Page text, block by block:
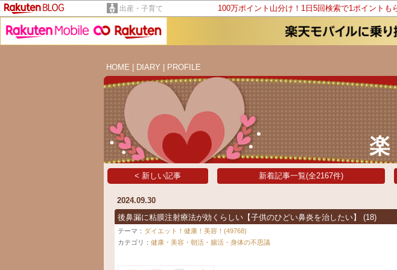
出産・子育て 100万ポイント山分け！1日5回検索で1ポイントも
HOME
DIARY PROFILE
< 新しい記事 新着記事一覧(全2167件)
2024.09.30
後鼻漏に粘膜注射療法が効くらしい【子供のひどい鼻炎を治したい】
(18)
テーマ： ダイエット！健康！美容！(49768)
カテゴリ：健康・美容・朝活・腸活・身体の不思議